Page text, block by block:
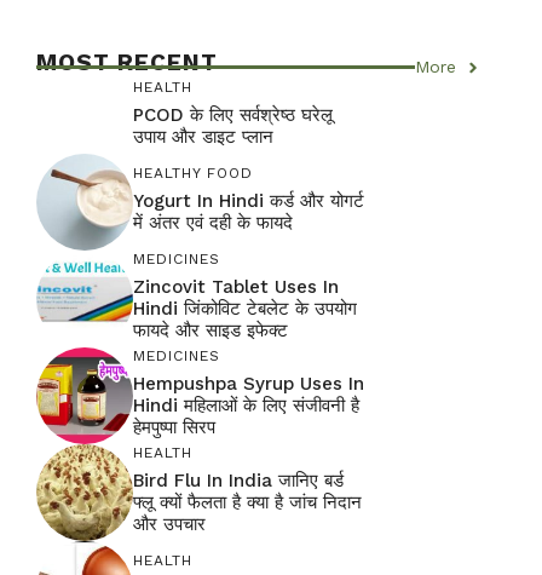
MOST RECENT More
HEALTH
PCOD के लिए सर्वश्रेष्ठ घरेलू
उपाय और डाइट प्लान
HEALTHY FOOD
Yogurt In Hindi कर्ड और योगर्ट
में अंतर एवं दही के फायदे
MEDICINES
Zincovit Tablet Uses In
Hindi जिंकोविट टेबलेट के उपयोग
फायदे और साइड इफेक्ट
MEDICINES
Hempushpa Syrup Uses In
Hindi महिलाओं के लिए संजीवनी है
हेमपुष्पा सिरप
HEALTH
Bird Flu In India जानिए बर्ड
फ्लू क्यों फैलता है क्या है जांच निदान
और उपचार
HEALTH